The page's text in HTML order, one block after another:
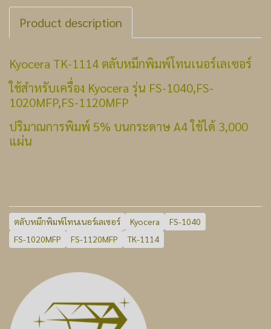
Product description
Kyocera TK-1114 ตลับหมึกพิมพ์โทนเนอร์เลเซอร์
ใช้สำหรับเครื่อง Kyocera รุ่น FS-1040,FS-
1020MFP,FS-1120MFP
ปริมาณการพิมพ์ 5% บนกระดาษ A4 ใช้ได้ 3,000
แผ่น
ตลับหมึกพิมพ์โทนเนอร์เลเซอร์ Kyocera
FS-1040
FS-1020MFP
FS-1120MFP TK-1114